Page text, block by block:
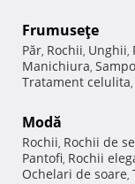
Frumuseţe
Păr, Rochii, Unghii,
Manichiura,
Tratament celulita,
Modă
Rochii, Rochii de
Pantofi, Rochii
Ochelari de soare,